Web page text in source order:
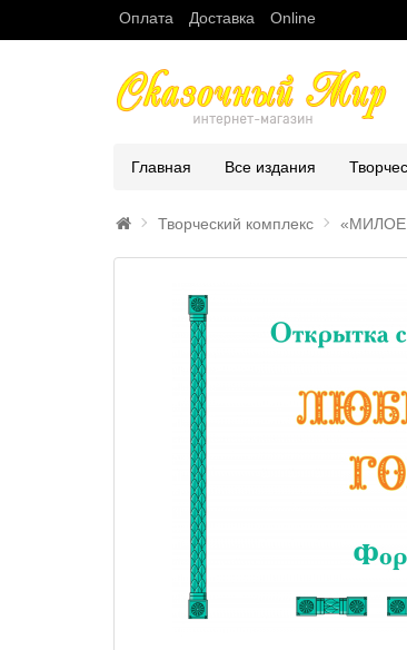
Оплата Доставка Online
Главная Все издания
Творческий комплекс